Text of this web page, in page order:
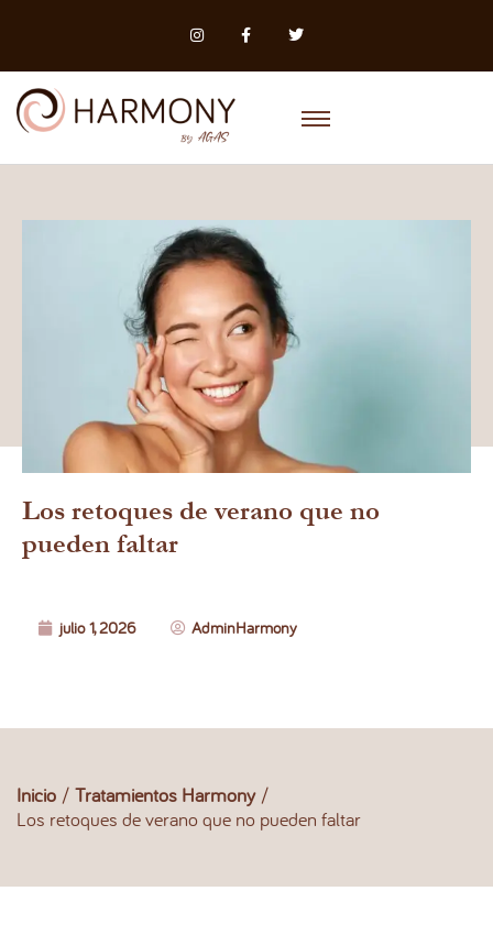
Los retoques de verano que no
pueden faltar
julio 1, 2026 AdminHarmony
Inicio / Tratamientos Harmony /
Los retoques de verano que no pueden faltar